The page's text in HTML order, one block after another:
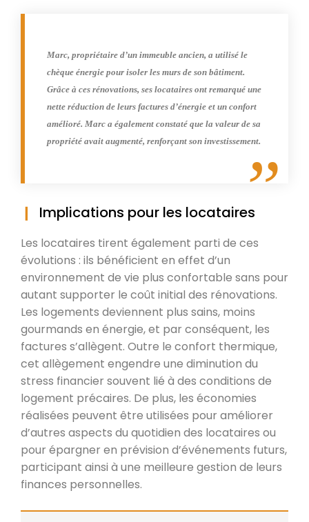
Marc, propriétaire d’un immeuble ancien, a utilisé le
chèque énergie pour isoler les murs de son bâtiment.
Grâce à ces rénovations, ses locataires ont remarqué une
nette réduction de leurs factures d’énergie et un confort
amélioré. Marc a également constaté que la valeur de sa
propriété avait augmenté, renforçant son investissement.
Implications pour les locataires
Les locataires tirent également parti de ces
évolutions : ils bénéficient en effet d’un
environnement de vie plus confortable sans pour
autant supporter le coût initial des rénovations.
Les logements deviennent plus sains, moins
gourmands en énergie, et par conséquent, les
factures s’allègent. Outre le confort thermique,
cet allègement engendre une diminution du
stress financier souvent lié à des conditions de
logement précaires. De plus, les économies
réalisées peuvent être utilisées pour améliorer
d’autres aspects du quotidien des locataires ou
pour épargner en prévision d’événements futurs,
participant ainsi à une meilleure gestion de leurs
finances personnelles.